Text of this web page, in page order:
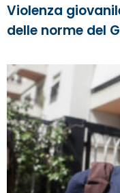
Violenza
delle norme del